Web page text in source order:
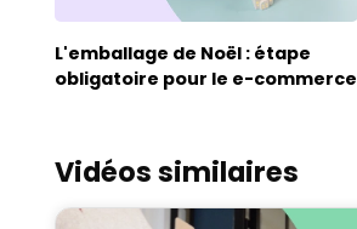
L'emballage de Noël : étape
obligatoire pour le e-commerce
Vidéos similaires